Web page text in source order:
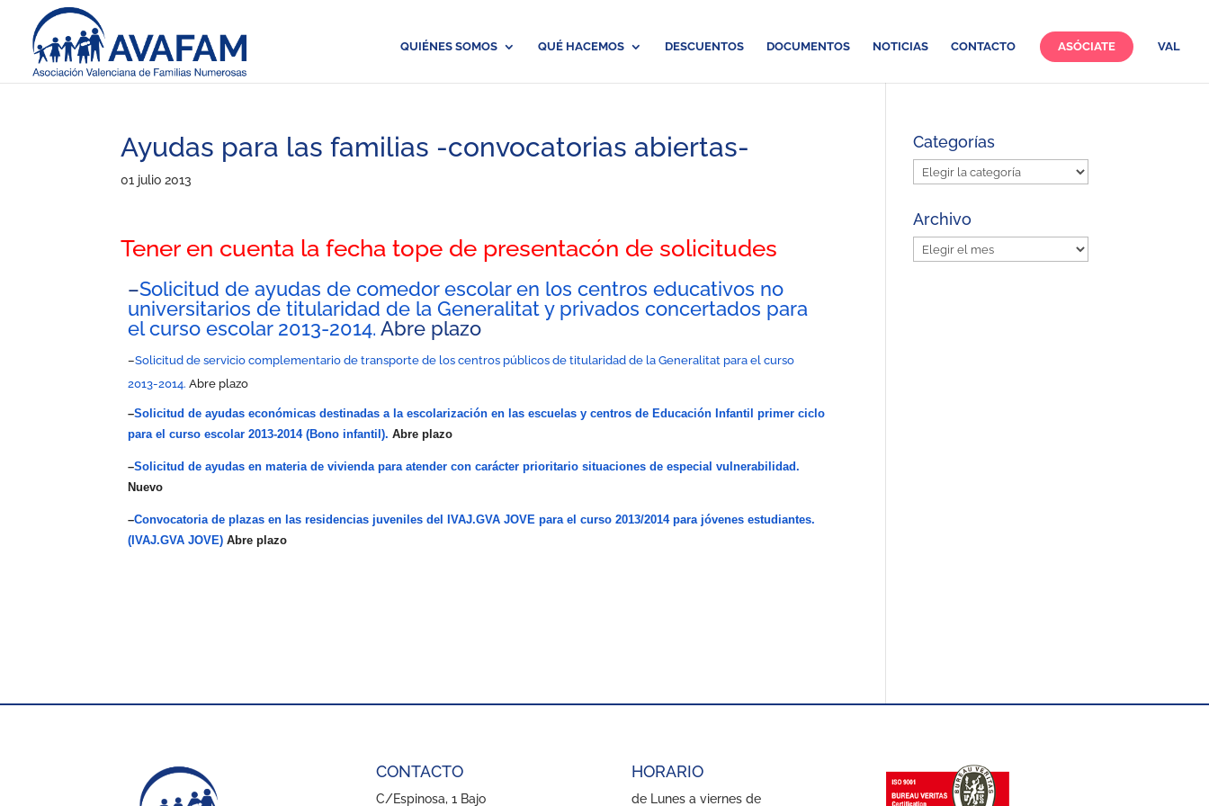
QUIÉNES SOMOS QUÉ HACEMOS DESCUENTOS DOCUMENTOS NOTICIAS CONTACTO ASÓCIATE VAL
Ayudas para las familias -convocatorias abiertas-
01 julio 2013
Tener en cuenta la fecha tope de presentacón de solicitudes
–Solicitud de ayudas de comedor escolar en los centros educativos no
universitarios de titularidad de la Generalitat y privados concertados para
el curso escolar 2013-2014.Abre plazo
–Solicitud de servicio complementario de transporte de los centros públicos de titularidad de la Generalitat para el curso
2013-2014. Abre plazo
–Solicitud de ayudas económicas destinadas a la escolarización en las escuelas y centros de Educación Infantil primer ciclo
para el curso escolar 2013-2014 (Bono infantil). Abre plazo
–Solicitud de ayudas en materia de vivienda para atender con carácter prioritario situaciones de especial vulnerabilidad.
Nuevo
–Convocatoria de plazas en las residencias juveniles del IVAJ.GVA JOVE para el curso 2013/2014 para jóvenes estudiantes.
(IVAJ.GVA JOVE) Abre plazo
Categorías
Categorías
Archivo
Archivo
CONTACTO
C/Espinosa, 1 Bajo
HORARIO
de Lunes a viernes de